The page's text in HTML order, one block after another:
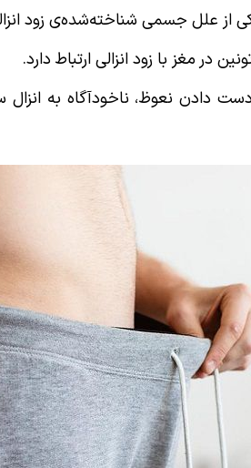
از علل جسمی شناخته‌شده‌ی زود
در مغز با زود انزالی ارتباط دارد.
دادن نعوظ، ناخودآگاه به انزال